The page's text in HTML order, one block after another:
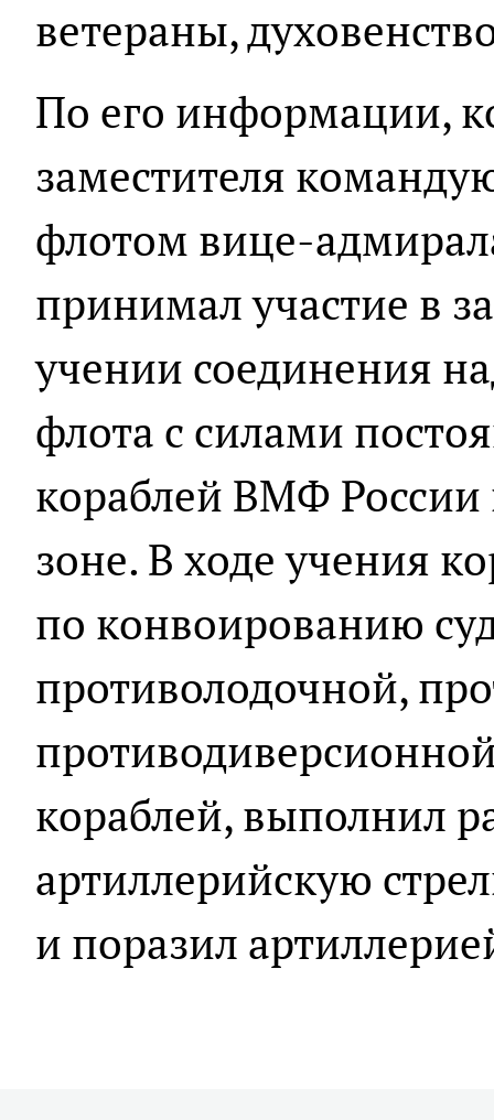
ветераны,
По его информации,
заместителя
флотом вице-
принимал участие в
учении соединения
флота с силами
кораблей ВМФ России
зоне. В ходе учения
по конвоированию
противолодочной,
кораблей, выполнил
артиллерийскую
и поразил